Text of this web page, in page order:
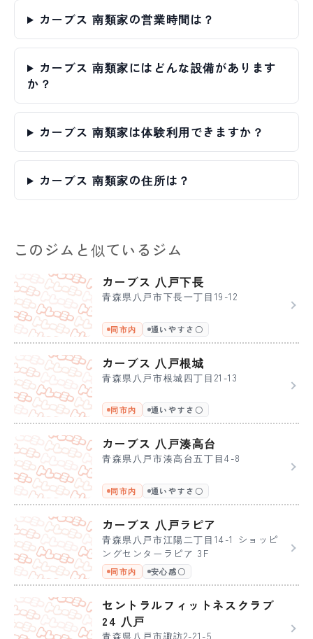
カーブス 南類家の営業時間は？
カーブス 南類家にはどんな設備があります
か？
カーブス 南類家は体験利用できますか？
カーブス 南類家の住所は？
このジムと似ているジム
カーブス 八戸下長
青森県八戸市下長一丁目19-12
同市内 通いやすさ〇
カーブス 八戸根城
青森県八戸市根城四丁目21-13
同市内 通いやすさ〇
カーブス 八戸湊高台
青森県八戸市湊高台五丁目4-8
同市内 通いやすさ〇
カーブス 八戸ラピア
青森県八戸市江陽二丁目14-1 ショッピ
ングセンターラピア 3F
同市内 安心感〇
セントラルフィットネスクラブ
24 八戸
青森県八戸市諏訪2-21-5